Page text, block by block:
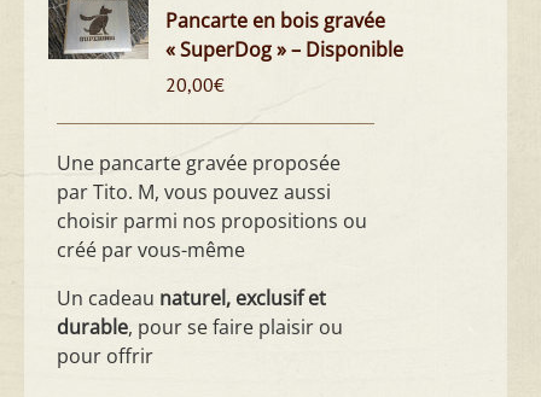
Pancarte en bois gravée
« SuperDog » – Disponible
20,00€
Une pancarte gravée proposée
par Tito. M, vous pouvez aussi
choisir parmi nos propositions ou
créé par vous-même
Un cadeau naturel, exclusif et
durable, pour se faire plaisir ou
pour offrir